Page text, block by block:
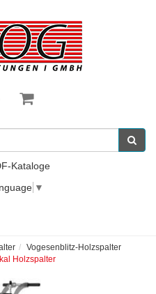
Kataloge
▼
Vogesenblitz-Holzspalter
Holzspalter